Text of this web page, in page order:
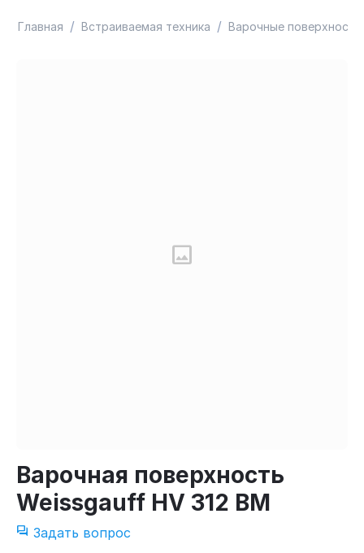
Главная / Встраиваемая техника / Варочные поверхности
Варочная поверхность
Weissgauff HV 312 BM
Задать вопрос